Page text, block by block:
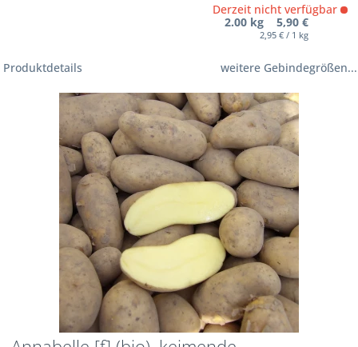
Derzeit nicht verfügbar
2.00 kg 5,90 €
2,95 € / 1 kg
Produktdetails weitere Gebindegrößen...